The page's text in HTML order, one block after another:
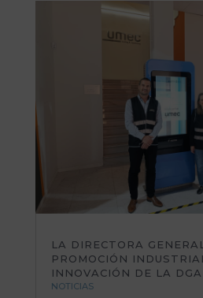
LA DIRECTORA
PROMOCIÓN
INNOVACIÓN DE LA
NOTICIAS